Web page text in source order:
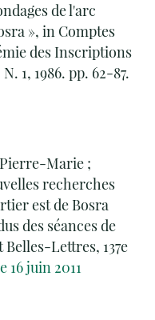
de l'arc
», in Comptes
des Inscriptions
1, 1986. pp. 62-87.
Marie ;
recherches
est de Bosra
des séances de
Lettres, 137e
16 juin 2011